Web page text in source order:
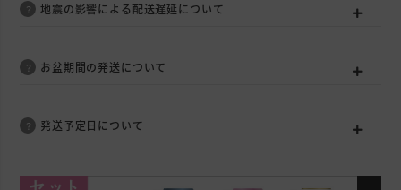
地震の影響による配送遅延について
お盆期間の発送について
発送予定日について